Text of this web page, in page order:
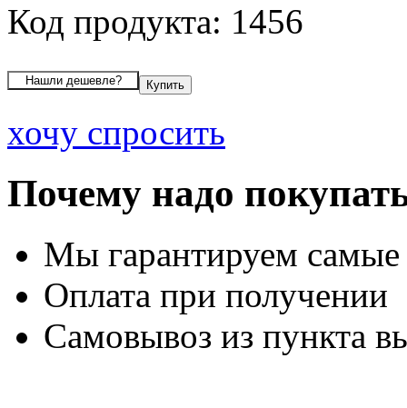
Код продукта: 1456
хочу спросить
Почему надо
Мы гарантируем
Оплата при получении
Самовывоз из пункта